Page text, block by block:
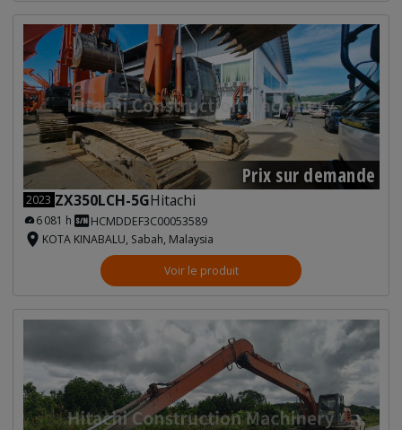
Prix sur demande
2023 ZX350LCH-5GHitachi
6 081 h
HCMDDEF3C00053589
KOTA KINABALU, Sabah, Malaysia
Voir le produit